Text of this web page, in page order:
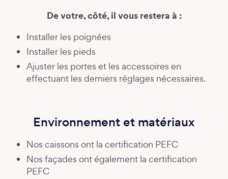
De votre, côté, il vous restera à :
Installer les poignées
Installer les pieds
Ajuster les portes et les accessoires en
effectuant les derniers réglages nécessaires.
Environnement et matériaux
Nos caissons ont la certification PEFC
Nos façades ont également la certification
PEFC